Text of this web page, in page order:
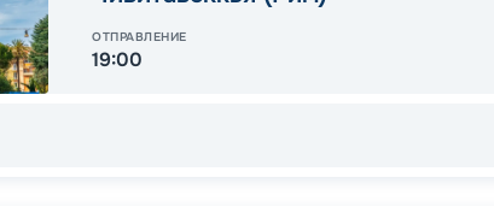
ОТПРАВЛЕНИЕ
19:00